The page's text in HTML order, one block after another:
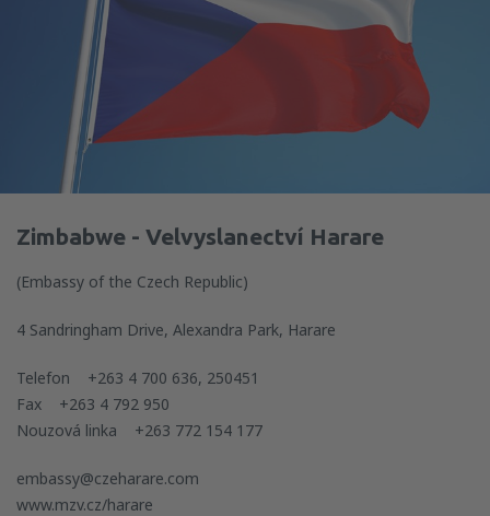
Zimbabwe - Velvyslanectví Harare
(Embassy of the Czech Republic)
4 Sandringham Drive, Alexandra Park, Harare
Telefon +263 4 700 636, 250451
Fax +263 4 792 950
Nouzová linka +263 772 154 177
embassy@czeharare.com
www.mzv.cz/harare